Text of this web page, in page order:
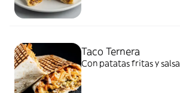
Taco Ternera
Con patatas fritas y salsa